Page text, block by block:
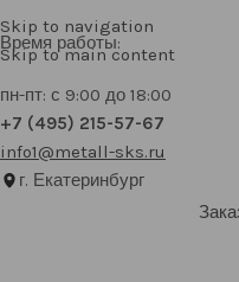
Skip to navigation
Skip to main content
Время работы:
пн-пт: с 9:00 до 18:00
+7 (495) 215-57-67
info1@metall-sks.ru
г. Екатеринбург